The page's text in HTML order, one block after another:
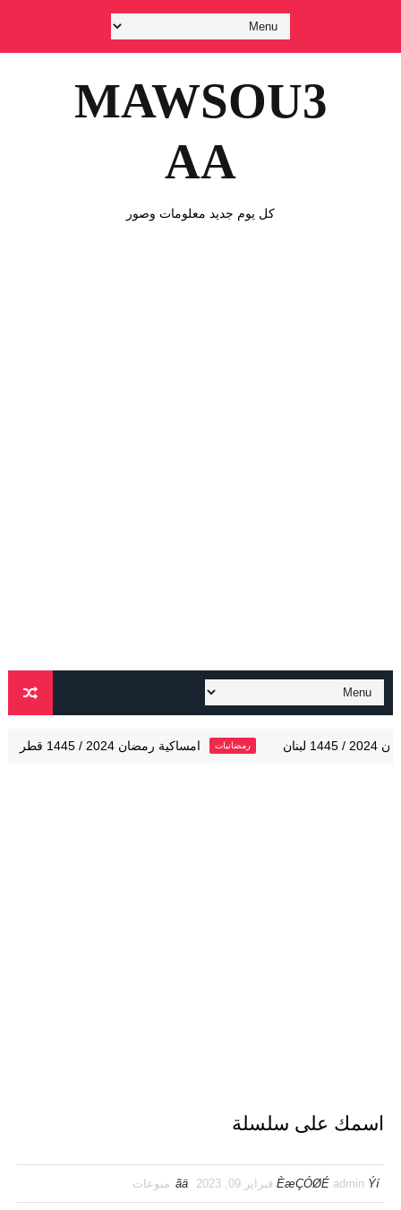
MAWSOU3
AA
كل يوم جديد معلومات وصور
رمضانيات امساكية رمضان 2024 / 1445 قطر رمضانيات سحور
اسمك على سلسلة
ÈæÇÓØÉ admin Ýí فبراير 09, 2023 ãä منوعات